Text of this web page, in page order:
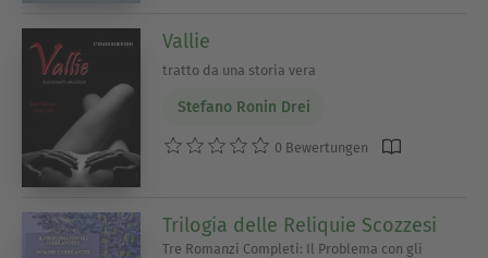
Vallie
tratto da una storia vera
Stefano Ronin Drei
0 Bewertungen
Trilogia delle Reliquie Scozzesi
Tre Romanzi Completi: Il Problema con gli